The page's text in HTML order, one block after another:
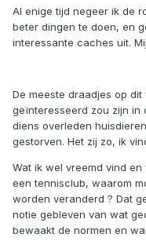
Al enige tijd negeer ik de
beter dingen te doen, en
interessante caches uit.
De meeste draadjes op
geïnteresseerd zou zijn in
diens overleden
gestorven. Het zij zo, ik
Wat ik wel vreemd vind
een tennisclub, waarom
worden veranderd ? Dat
notie gebleven van wat
bewaakt de normen en